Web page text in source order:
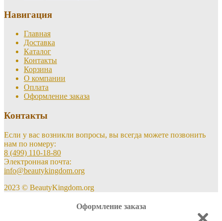
Навигация
Главная
Доставка
Каталог
Контакты
Корзина
О компании
Оплата
Оформление заказа
Контакты
Если у вас возникли вопросы, вы всегда можете позвонить
нам по номеру:
8 (499) 110-18-80
Электронная почта:
info@beautykingdom.org
2023 © BeautyKingdom.org
Оформление заказа